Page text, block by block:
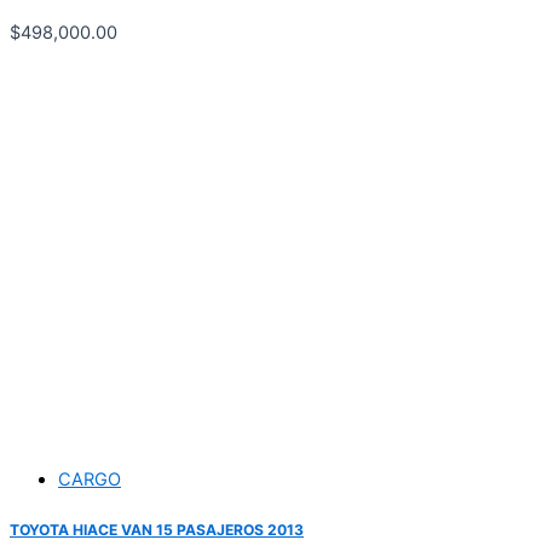
$498,000.00
CARGO
TOYOTA HIACE VAN 15 PASAJEROS 2013